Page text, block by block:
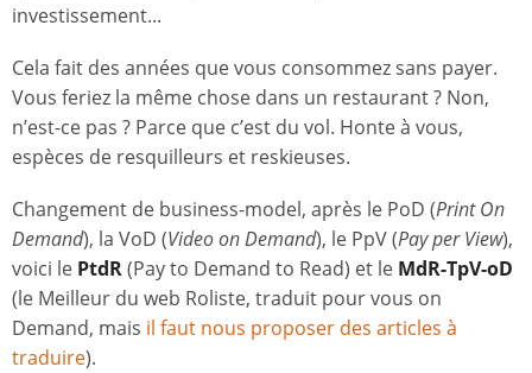
investissement...
Cela fait des années que vous consommez sans payer.
Vous feriez la même chose dans un restaurant ? Non,
n’est-ce pas ? Parce que c’est du vol. Honte à vous,
espèces de resquilleurs et reskieuses.
Changement de business-model, après le PoD (Print On
Demand), la VoD (Video on Demand), le PpV (Pay per View),
voici le PtdR(Pay to Demand to Read) et le MdR-TpV-oD
(le Meilleur du web Roliste, traduit pour vous on
Demand, mais il faut nous proposer des articles à
traduire).